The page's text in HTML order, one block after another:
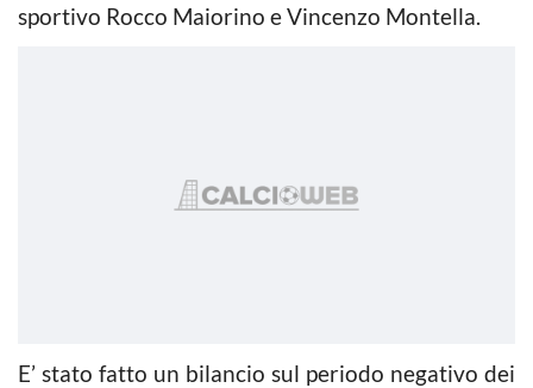
sportivo Rocco Maiorino e Vincenzo Montella.
E’ stato fatto un bilancio sul periodo negativo dei